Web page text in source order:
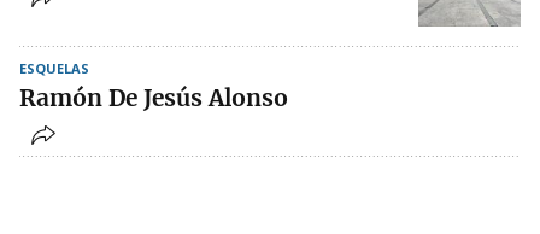
ESQUELAS
Ramón De Jesús Alonso